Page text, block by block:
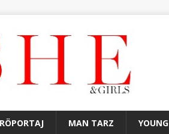
RÖPORTAJ MAN TARZ YOUNG